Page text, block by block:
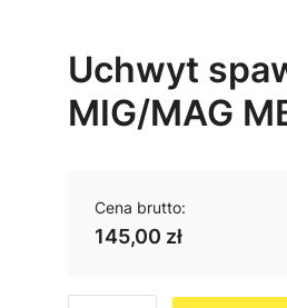
Uchwyt
MIG/MAG
Cena brutto:
145,00 zł